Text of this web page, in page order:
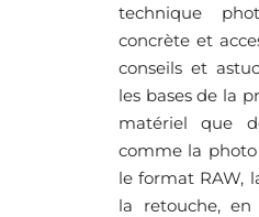
technique
concrète et
conseils et
les bases de la
matériel que
comme la photo
le format RAW,
la retouche,